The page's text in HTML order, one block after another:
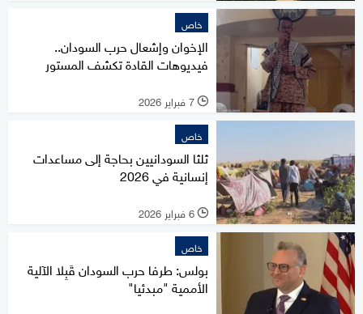
خاص
الإخوان وإشعال حرب السودان..
فيديوهات القادة تكشف المستور
l 7 فبراير 2026
خاص
ثلثا السودانيين بحاجة إلى مساعدات
إنسانية في 2026
l 6 فبراير 2026
خاص
بولس: طرفا حرب السودان قَبِلا الآلية
الأممية "مبدئيا"